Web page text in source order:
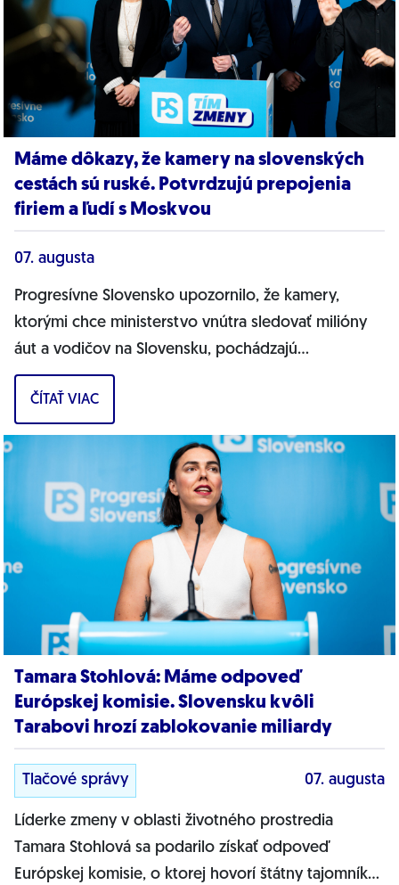
Máme dôkazy, že kamery na slovenských
cestách sú ruské. Potvrdzujú prepojenia
firiem a ľudí s Moskvou
07. augusta
Progresívne Slovensko upozornilo, že kamery,
ktorými chce ministerstvo vnútra sledovať milióny
áut a vodičov na Slovensku, pochádzajú
pravdepodobne z Ruska. Dnes hnutie prinieslo
dôkazy,...
ČÍTAŤ VIAC
Tamara Stohlová: Máme odpoveď
Európskej komisie. Slovensku kvôli
Tarabovi hrozí zablokovanie miliardy
Tlačové správy 07. augusta
Líderke zmeny v oblasti životného prostredia
Tamara Stohlová sa podarilo získať odpoveď
Európskej komisie, o ktorej hovorí štátny tajomník